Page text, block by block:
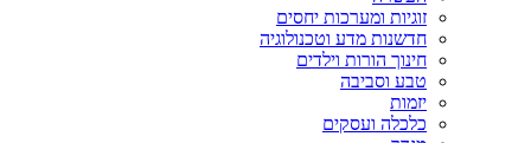
זוגיות ומערכות יחסים
חדשנות מדע וטכנולוגיה
חינוך הורות וילדים
טבע וסביבה
יזמות
כלכלה ועסקים